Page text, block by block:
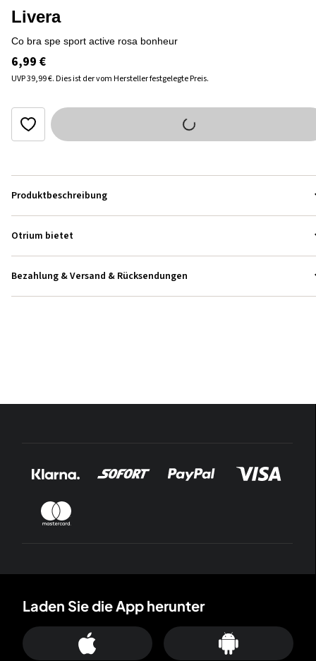
Livera
co bra spe sport active rosa bonheur
6,99 €
UVP39,99 €.Dies ist der vom Hersteller festgelegte Preis.
Produktbeschreibung
Otrium bietet
Bezahlung & Versand & Rücksendungen
Laden Sie die App herunter